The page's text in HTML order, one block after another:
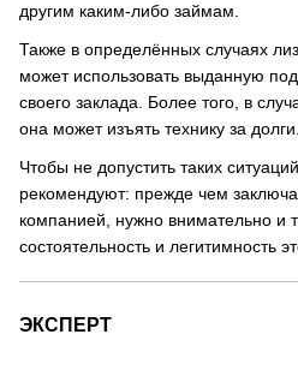
другим каким-либо займам.
Также в определённых случаях
может использовать выданную
своего заклада. Более того, в
она может изъять технику за долги.
Чтобы не допустить таких
рекомендуют: прежде чем
компанией, нужно внимательно и
состоятельность и легитимность
ЭКСПЕРТ